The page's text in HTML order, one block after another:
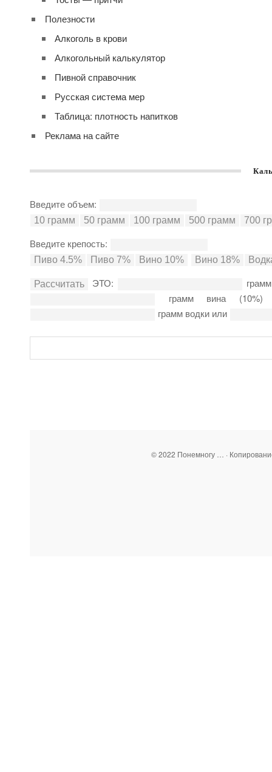
Полезности
Алкоголь в крови
Алкогольный калькулятор
Пивной справочник
Русская система мер
Таблица: плотность напитков
Реклама на сайте
Введите объем:
Введите крепость:
ЭТО:
грамм вина
грамм водки или
© 2022 Понемногу … ·